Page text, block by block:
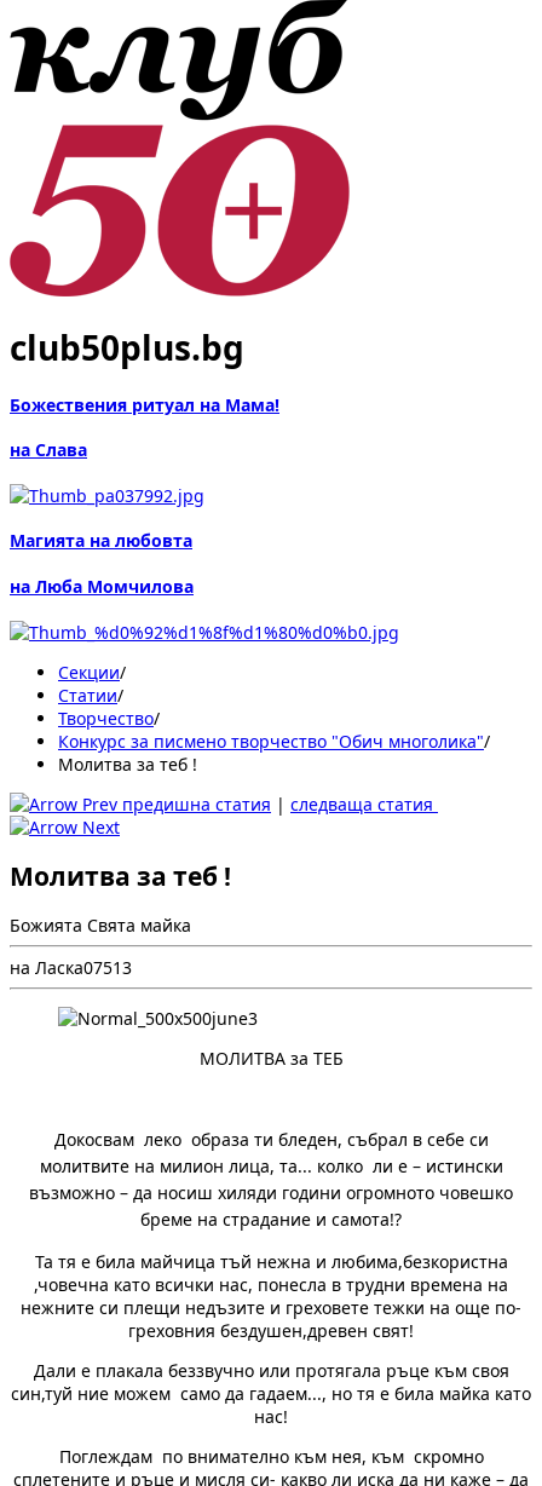
club50plus.bg
Божествения ритуал на Мама!
на Слава
Магията на любовта
на Люба Момчилова
Секции/
Статии/
Творчество/
Конкурс за писмено творчество "Обич многолика"/
Молитва за теб !
предишна статия | следваща статия
Молитва за теб !
Божията Свята майка
на Ласка07513
MОЛИТВА за ТЕБ
Докосвам леко образа ти бледен, събрал в себе си
молитвите на милион лица, та... колко ли е – истински
възможно – да носиш хиляди години огромното човешко
бреме на страдание и самота!?
Та тя е била майчица тъй нежна и любима,безкористна
,човечна като всички нас, понесла в трудни времена на
нежните си плещи недъзите и греховете тежки на още по-
греховния бездушен,древен свят!
Дали е плакала беззвучно или протягала ръце към своя
син,туй ние можем само да гадаем..., но тя е била майка като
нас!
Поглеждам по внимателно към нея, към скромно
сплетените и ръце и мисля си- какво ли иска да ни каже – да